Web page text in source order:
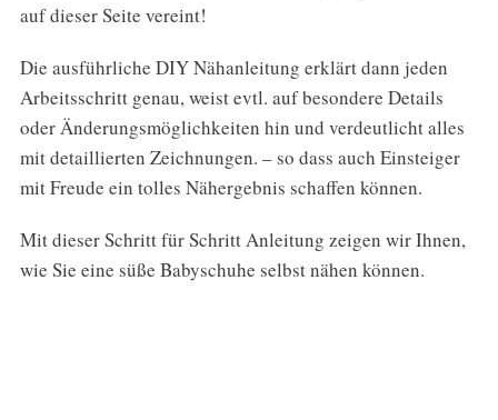
auf dieser Seite vereint!
Die ausführliche DIY Nähanleitung erklärt dann jeden
Arbeitsschritt genau, weist evtl. auf besondere Details
oder Änderungsmöglichkeiten hin und verdeutlicht alles
mit detaillierten Zeichnungen. – so dass auch Einsteiger
mit Freude ein tolles Nähergebnis schaffen können.
Mit dieser Schritt für Schritt Anleitung zeigen wir Ihnen,
wie Sie eine süße Babyschuhe selbst nähen können.